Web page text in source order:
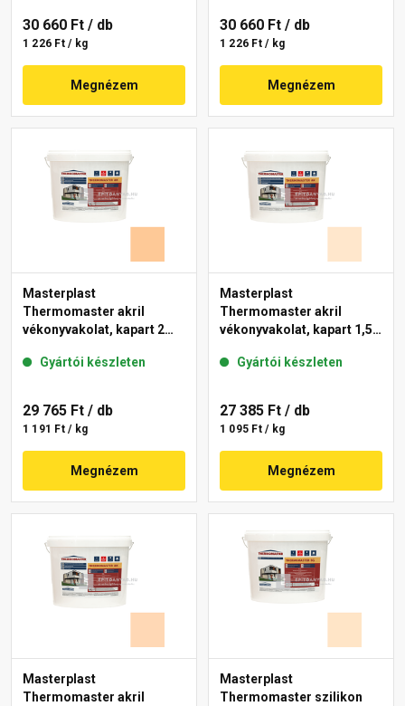
30 660 Ft / db
1 226 Ft / kg
Megnézem
30 660 Ft / db
1 226 Ft / kg
Megnézem
Masterplast
Thermomaster akril
vékonyvakolat, kapart 2
Gyártói készleten
29 765 Ft / db
1 191 Ft / kg
Megnézem
Masterplast
Thermomaster akril
vékonyvakolat, kapart 1,5
Gyártói készleten
27 385 Ft / db
1 095 Ft / kg
Megnézem
Masterplast
Thermomaster akril
Masterplast
Thermomaster szilikon